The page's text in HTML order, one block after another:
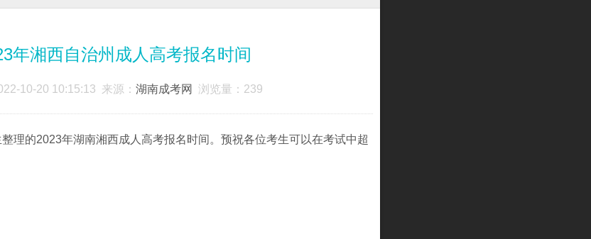
年湘西自治州成人高考报名时间
10-20 10:15:13 来源： 湖南成考网 浏览量： 239
理的2023年湖南湘西成人高考报名时间 。预祝各位考生可以在考试中超